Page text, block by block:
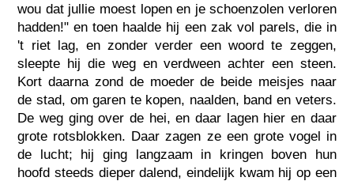
wou dat jullie moest lopen en je schoenzolen verloren
hadden!" en toen haalde hij een zak vol parels, die in
't riet lag, en zonder verder een woord te zeggen,
sleepte hij die weg en verdween achter een steen.
Kort daarna zond de moeder de beide meisjes naar
de stad, om garen te kopen, naalden, band en veters.
De weg ging over de hei, en daar lagen hier en daar
grote rotsblokken. Daar zagen ze een grote vogel in
de lucht; hij ging langzaam in kringen boven hun
hoofd steeds dieper dalend, eindelijk kwam hij op een